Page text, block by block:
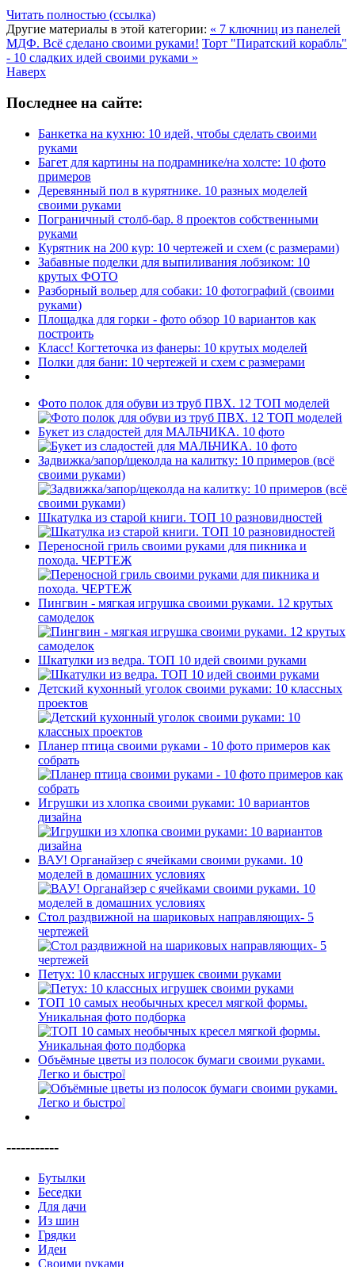
Читать полностью (ссылка)
Другие материалы в этой категории: « 7 ключниц из панелей
МДФ. Всё сделано своими руками! Торт "Пиратский корабль"
- 10 сладких идей своими руками »
Наверх
Последнее на сайте:
Банкетка на кухню: 10 идей, чтобы сделать своими
руками
Багет для картины на подрамнике/на холсте: 10 фото
примеров
Деревянный пол в курятнике. 10 разных моделей
своими руками
Пограничный столб-бар. 8 проектов собственными
руками
Курятник на 200 кур: 10 чертежей и схем (с размерами)
Забавные поделки для выпиливания лобзиком: 10
крутых ФОТО
Разборный вольер для собаки: 10 фотографий (своими
руками)
Площадка для горки - фото обзор 10 вариантов как
построить
Класс! Когтеточка из фанеры: 10 крутых моделей
Полки для бани: 10 чертежей и схем с размерами
Фото полок для обуви из труб ПВХ. 12 ТОП моделей
Букет из сладостей для МАЛЬЧИКА. 10 фото
Задвижка/запор/щеколда на калитку: 10 примеров (всё
своими руками)
Шкатулка из старой книги. ТОП 10 разновидностей
Переносной гриль своими руками для пикника и
похода. ЧЕРТЕЖ
Пингвин - мягкая игрушка своими руками. 12 крутых
самоделок
Шкатулки из ведра. ТОП 10 идей своими руками
Детский кухонный уголок своими руками: 10 классных
проектов
Планер птица своими руками - 10 фото примеров как
собрать
Игрушки из хлопка своими руками: 10 вариантов
дизайна
ВАУ! Органайзер с ячейками своими руками. 10
моделей в домашних условиях
Стол раздвижной на шариковых направляющих- 5
чертежей
Петух: 10 классных игрушек своими руками
ТОП 10 самых необычных кресел мягкой формы.
Уникальная фото подборка
Объёмные цветы из полосок бумаги своими руками.
Легко и быстро❕
-----------
Бутылки
Беседки
Для дачи
Из шин
Грядки
Идеи
Своими руками